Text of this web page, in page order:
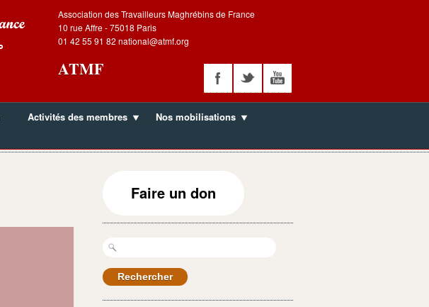
Association des Travailleurs Maghrébins de France
10 rue Affre - 75018 Paris
01 42 55 91 82 national@atmf.org
ATMF
Activités des membres
Nos mobilisations
Faire un don
Rechercher :